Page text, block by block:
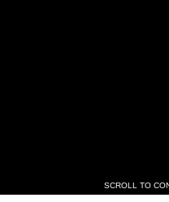
SCROLL TO